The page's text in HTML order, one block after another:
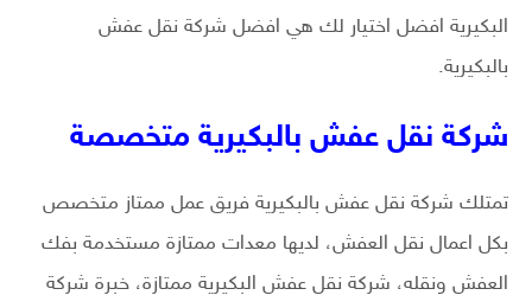
البكيرية افضل اختيار لك هي افضل شركة نقل عفش
بالبكيرية.
شركة نقل عفش بالبكيرية متخصصة
تمتلك شركة نقل عفش بالبكيرية فريق عمل ممتاز متخصص
بكل اعمال نقل العفش، لديها معدات ممتازة مستخدمة بفك
العفش ونقله، شركة نقل عفش البكيرية ممتازة، خبرة شركة